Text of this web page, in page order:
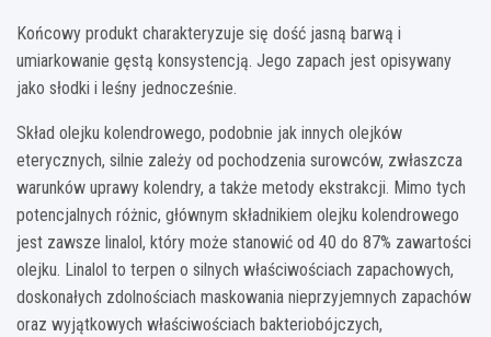
Końcowy produkt charakteryzuje się dość jasną barwą i
umiarkowanie gęstą konsystencją. Jego zapach jest opisywany
jako słodki i leśny jednocześnie.
Skład olejku kolendrowego, podobnie jak innych olejków
eterycznych, silnie zależy od pochodzenia surowców, zwłaszcza
warunków uprawy kolendry, a także metody ekstrakcji. Mimo tych
potencjalnych różnic, głównym składnikiem olejku kolendrowego
jest zawsze linalol, który może stanowić od 40 do 87% zawartości
olejku. Linalol to terpen o silnych właściwościach zapachowych,
doskonałych zdolnościach maskowania nieprzyjemnych zapachów
oraz wyjątkowych właściwościach bakteriobójczych,